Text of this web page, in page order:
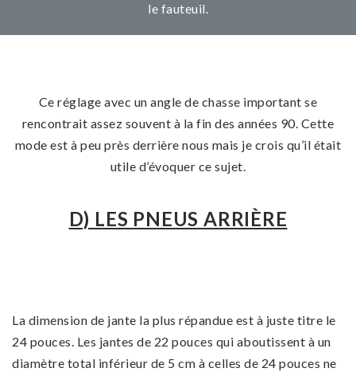
le fauteuil.
Ce réglage avec un angle de chasse important se
rencontrait assez souvent à la fin des années 90. Cette
mode est à peu près derrière nous mais je crois qu’il était
utile d’évoquer ce sujet.
D) LES PNEUS ARRIÈRE
La dimension de jante la plus répandue est à juste titre le
24 pouces. Les jantes de 22 pouces qui aboutissent à un
diamètre total inférieur de 5 cm à celles de 24 pouces ne